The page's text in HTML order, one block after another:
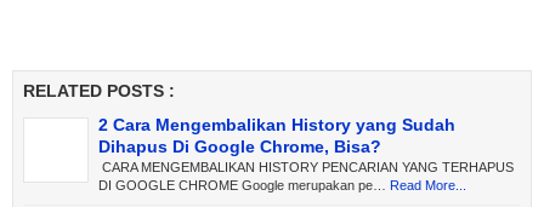
RELATED POSTS :
2 Cara Mengembalikan History yang Sudah
Dihapus Di Google Chrome, Bisa?
CARA MENGEMBALIKAN HISTORY PENCARIAN YANG TERHAPUS
DI GOOGLE CHROME Google merupakan pe…
Read More...